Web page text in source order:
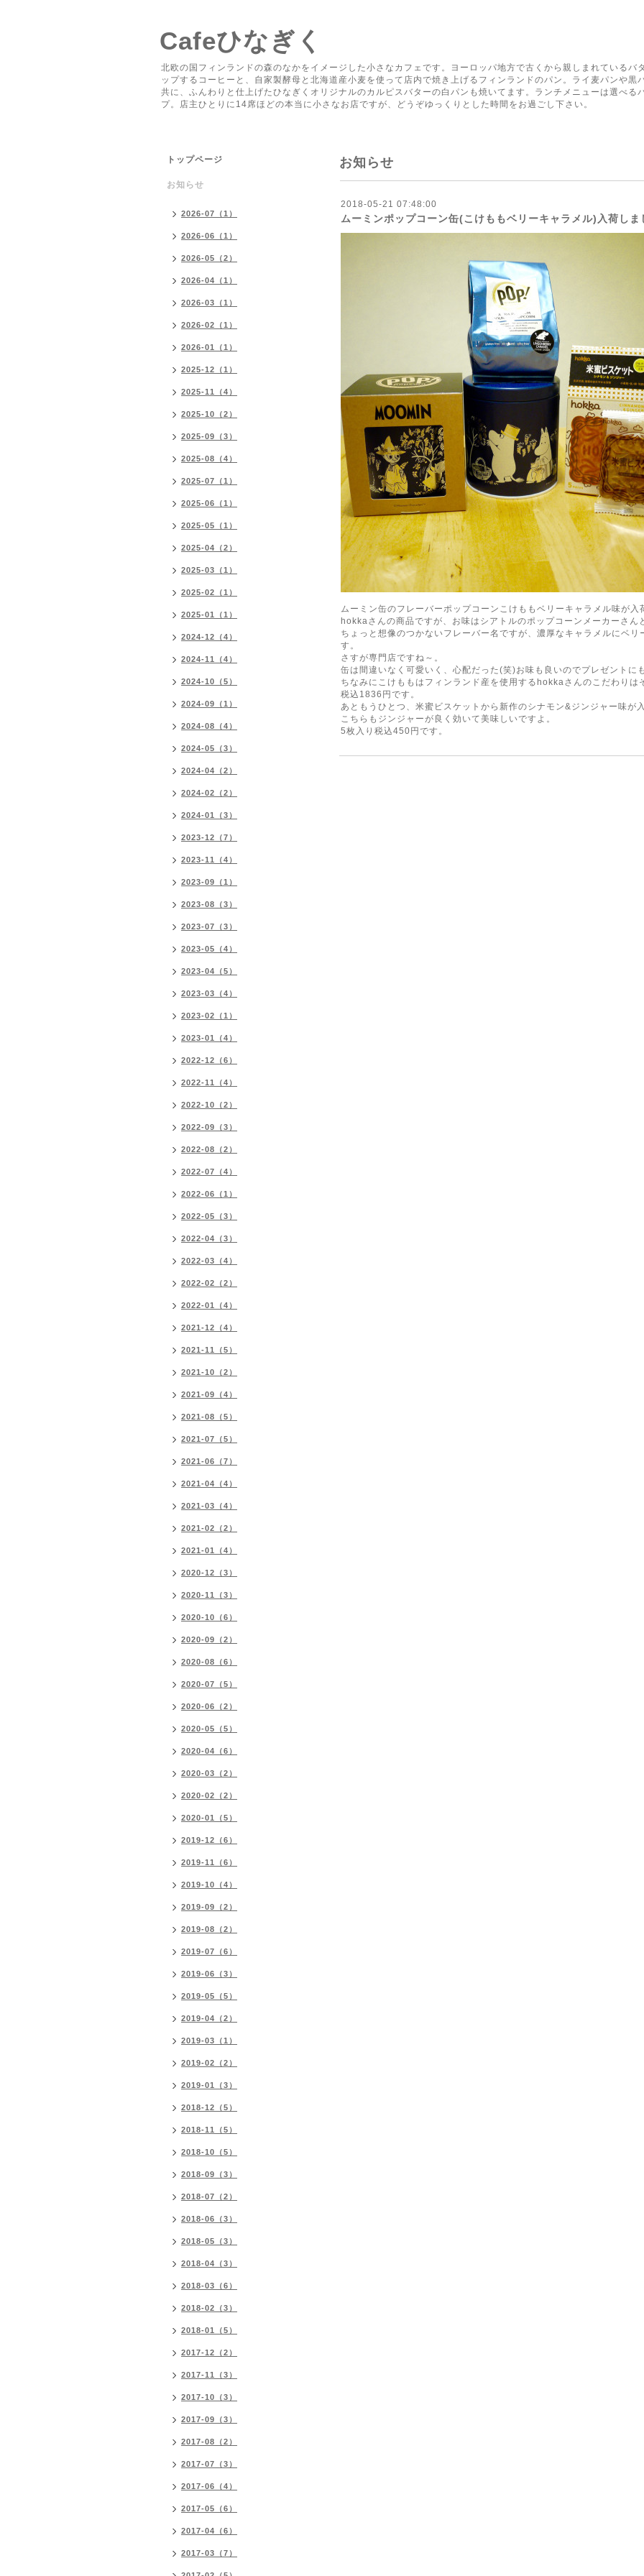
Cafeひなぎく
北欧の国フィンランドの森のなかをイメージした小さなカフェです。ヨーロッパ地方で古くから親しまれているバ
ップするコーヒーと、自家製酵母と北海道産小麦を使って店内で焼き上げるフィンランドのパン。ライ麦パンや黒
共に、ふんわりと仕上げたひなぎくオリジナルのカルピスバターの白パンも焼いてます。ランチメニューは選べる
プ。店主ひとりに14席ほどの本当に小さなお店ですが、どうぞゆっくりとした時間をお過ごし下さい。
お知らせ
2018-05-21 07:48:00
ムーミンポップコーン缶(こけももベリーキャラメル)入荷しま
ムーミン缶のフレーバーポップコーンこけももベリーキャラメル味が入
hokkaさんの商品ですが、お味はシアトルのポップコーンメーカーさん
ちょっと想像のつかないフレーバー名ですが、濃厚なキャラメルにベ
す。
さすが専門店ですね～。
缶は間違いなく可愛いく、心配だった(笑)お味も良いのでプレゼントに
ちなみにこけももはフィンランド産を使用するhokkaさんのこだわりは
税込1836円です。
あともうひとつ、米蜜ビスケットから新作のシナモン&ジンジャー味が
こちらもジンジャーが良く効いて美味しいですよ。
5枚入り税込450円です。
トップページ
お知らせ
2026-07（1）
2026-06（1）
2026-05（2）
2026-04（1）
2026-03（1）
2026-02（1）
2026-01（1）
2025-12（1）
2025-11（4）
2025-10（2）
2025-09（3）
2025-08（4）
2025-07（1）
2025-06（1）
2025-05（1）
2025-04（2）
2025-03（1）
2025-02（1）
2025-01（1）
2024-12（4）
2024-11（4）
2024-10（5）
2024-09（1）
2024-08（4）
2024-05（3）
2024-04（2）
2024-02（2）
2024-01（3）
2023-12（7）
2023-11（4）
2023-09（1）
2023-08（3）
2023-07（3）
2023-05（4）
2023-04（5）
2023-03（4）
2023-02（1）
2023-01（4）
2022-12（6）
2022-11（4）
2022-10（2）
2022-09（3）
2022-08（2）
2022-07（4）
2022-06（1）
2022-05（3）
2022-04（3）
2022-03（4）
2022-02（2）
2022-01（4）
2021-12（4）
2021-11（5）
2021-10（2）
2021-09（4）
2021-08（5）
2021-07（5）
2021-06（7）
2021-04（4）
2021-03（4）
2021-02（2）
2021-01（4）
2020-12（3）
2020-11（3）
2020-10（6）
2020-09（2）
2020-08（6）
2020-07（5）
2020-06（2）
2020-05（5）
2020-04（6）
2020-03（2）
2020-02（2）
2020-01（5）
2019-12（6）
2019-11（6）
2019-10（4）
2019-09（2）
2019-08（2）
2019-07（6）
2019-06（3）
2019-05（5）
2019-04（2）
2019-03（1）
2019-02（2）
2019-01（3）
2018-12（5）
2018-11（5）
2018-10（5）
2018-09（3）
2018-07（2）
2018-06（3）
2018-05（3）
2018-04（3）
2018-03（6）
2018-02（3）
2018-01（5）
2017-12（2）
2017-11（3）
2017-10（3）
2017-09（3）
2017-08（2）
2017-07（3）
2017-06（4）
2017-05（6）
2017-04（6）
2017-03（7）